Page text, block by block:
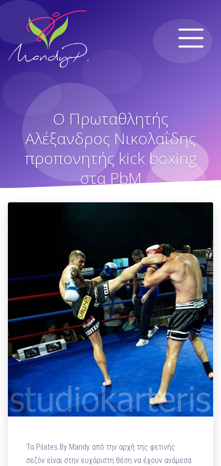
Ο Πρωταθλητής
Αλέξανδρος Νικολαΐδης
προπονητής kick boxing
στα PbM
Τα Pilates By Mandy από την αρχή της φετινής
σεζόν είναι στην ευχάριστη θέση να έχουν ανάμεσα